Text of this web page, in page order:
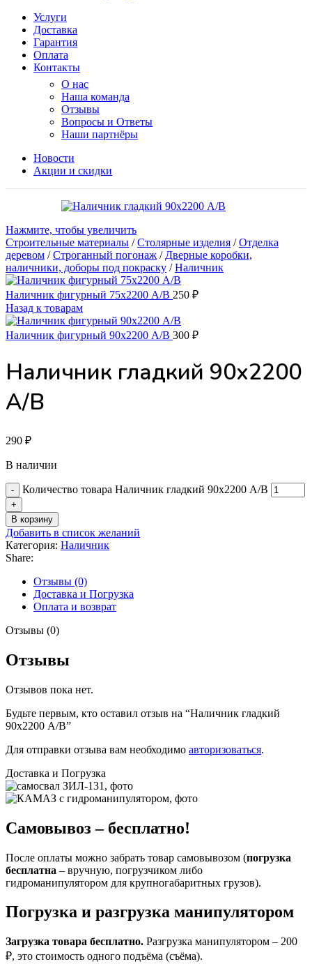
Услуги
Доставка
Гарантия
Оплата
Контакты
О нас
Наша команда
Отзывы
Вопросы и Ответы
Наши партнёры
Новости
Акции и скидки
Нажмите, чтобы увеличить
Строительные материалы /Столярные изделия /Отделка
деревом /Строганный погонаж / Дверные коробки,
наличники, доборы под покраску /Наличник
Наличник фигурный 75х2200 А/В 250 ₽
Назад к товарам
Наличник фигурный 90х2200 А/В 300 ₽
Наличник гладкий 90х2200
А/В
290 ₽
В наличии
Количество товара Наличник гладкий 90х2200 А/В
В корзину
Добавить в список желаний
Категория: Наличник
Share:
Отзывы (0)
Доставка и Погрузка
Оплата и возврат
Отзывы (0)
Отзывы
Отзывов пока нет.
Будьте первым, кто оставил отзыв на “Наличник гладкий
90х2200 А/В”
Для отправки отзыва вам необходимо авторизоваться.
Доставка и Погрузка
Самовывоз – бесплатно!
После оплаты можно забрать товар самовывозом (погрузка
бесплатна – вручную, погрузчиком либо
гидроманипулятором для крупногабаритных грузов).
Погрузка и разгрузка манипулятором
Загрузка товара бесплатно. Разгрузка манипулятором – 200
₽, это стоимость одного подъёма (съёма).